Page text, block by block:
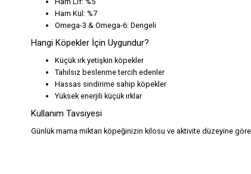
Ham Kül: %7
Omega-3 & Omega-6: Dengeli
Hangi Köpekler İçin Uygundur?
Küçük ırk yetişkin köpekler
Tahılsız beslenme tercih edenler
Hassas sindirime sahip köpekler
Yüksek enerjili küçük ırklar
Kullanım Tavsiyesi
Günlük mama miktarı köpeğinizin kilosu ve aktivite düzeyine